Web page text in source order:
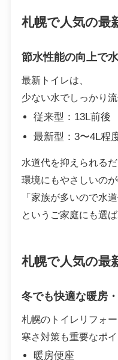
札幌で人気の
節水性能の向上で
最新トイレは、
少ない水でしっかり
従来型：13L前後
最新型：3〜4L程
水道代を抑えられるだ
環境にもやさしいのが
「家族が多いので水
というご家庭にも選ば
札幌で人気の
冬でも快適な暖房
札幌のトイレリフォー
寒さ対策も重要なポイ
暖房便座